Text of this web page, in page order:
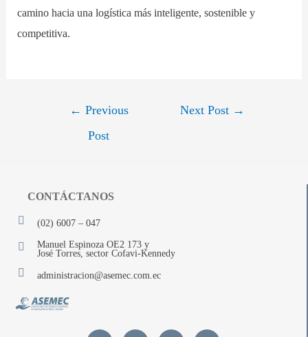
camino hacia una logística más inteligente, sostenible y
competitiva.
← Previous
Post
Next Post →
CONTÁCTANOS
(02) 6007 – 047
Manuel Espinoza OE2 173 y
José Torres, sector Cofavi-Kennedy
administracion@asemec.com.ec